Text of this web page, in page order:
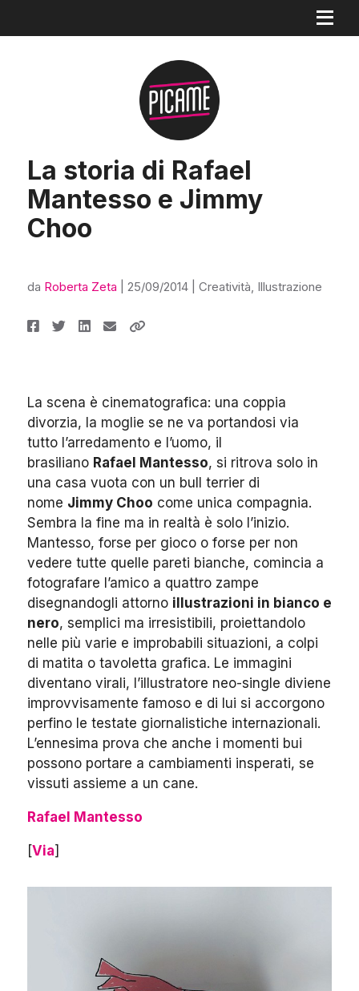
La storia di Rafael
Mantesso e Jimmy
Choo
da Roberta Zeta 25/09/2014 Creatività, Illustrazione
La scena è cinematografica: una coppia
divorzia, la moglie se ne va portandosi via
tutto l’arredamento e l’uomo, il
brasiliano Rafael Mantesso, si ritrova solo in
una casa vuota con un bull terrier di
nome Jimmy Choo come unica compagnia.
Sembra la fine ma in realtà è solo l’inizio.
Mantesso, forse per gioco o forse per non
vedere tutte quelle pareti bianche, comincia a
fotografare l’amico a quattro zampe
disegnandogli attorno illustrazioni in bianco e
nero, semplici ma irresistibili, proiettandolo
nelle più varie e improbabili situazioni, a colpi
di matita o tavoletta grafica. Le immagini
diventano virali, l’illustratore neo-single diviene
improvvisamente famoso e di lui si accorgono
perfino le testate giornalistiche internazionali.
L’ennesima prova che anche i momenti bui
possono portare a cambiamenti insperati, se
vissuti assieme a un cane.
Rafael Mantesso
[Via]